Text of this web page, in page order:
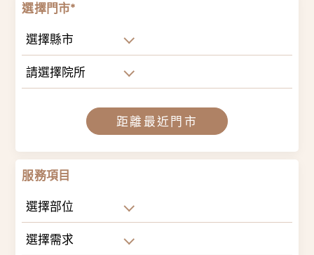
選擇門市*
選擇縣市
請選擇院所
距離最近門市
服務項目
選擇部位
選擇需求